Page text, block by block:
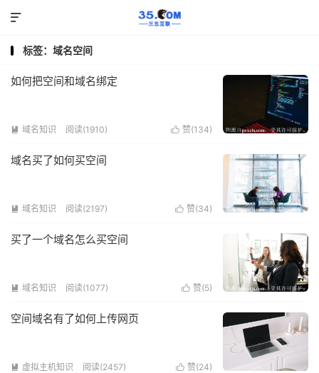

标签：域名空间
如何把空间和域名绑定
 域名知识 阅读(1910)  赞(134)
域名买了如何买空间
 域名知识 阅读(2197)  赞(34)
买了一个域名怎么买空间
 域名知识 阅读(1077)  赞(5)
空间域名有了如何上传网页
 虚拟主机知识 阅读(2457)  赞(24)